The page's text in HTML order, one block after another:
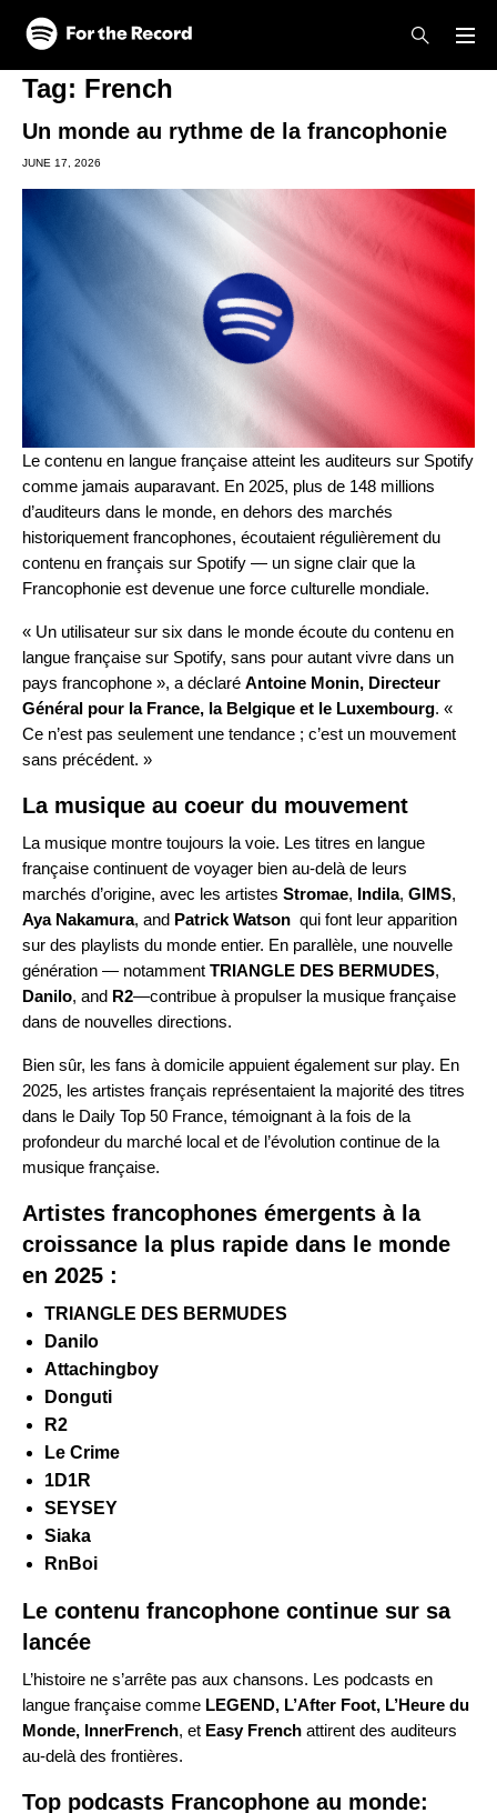
Skip to main content
Skip to footer
Tag: French
Un monde au rythme de la francophonie
JUNE 17, 2026
Le contenu en langue française atteint les auditeurs sur Spotify
comme jamais auparavant. En 2025, plus de 148 millions
d’auditeurs dans le monde, en dehors des marchés
historiquement francophones, écoutaient régulièrement du
contenu en français sur Spotify — un signe clair que la
Francophonie est devenue une force culturelle mondiale.
« Un utilisateur sur six dans le monde écoute du contenu en
langue française sur Spotify, sans pour autant vivre dans un
pays francophone », a déclaré Antoine Monin, Directeur
Général pour la France, la Belgique et le Luxembourg. «
Ce n’est pas seulement une tendance ; c’est un mouvement
sans précédent. »
La musique au coeur du mouvement
La musique montre toujours la voie. Les titres en langue
française continuent de voyager bien au-delà de leurs
marchés d’origine, avec les artistes Stromae, Indila, GIMS,
Aya Nakamura, and Patrick Watson qui font leur apparition
sur des playlists du monde entier. En parallèle, une nouvelle
génération — notamment TRIANGLE DES BERMUDES,
Danilo, and R2—contribue à propulser la musique française
dans de nouvelles directions.
Bien sûr, les fans à domicile appuient également sur play. En
2025, les artistes français représentaient la majorité des titres
dans le Daily Top 50 France, témoignant à la fois de la
profondeur du marché local et de l’évolution continue de la
musique française.
Artistes francophones émergents à la
croissance la plus rapide dans le monde
en 2025 :
TRIANGLE DES BERMUDES
Danilo
Attachingboy
Donguti
R2
Le Crime
1D1R
SEYSEY
Siaka
RnBoi
Le contenu francophone continue sur sa
lancée
L’histoire ne s’arrête pas aux chansons. Les podcasts en
langue française comme LEGEND, L’After Foot, L’Heure du
Monde, InnerFrench, et Easy French attirent des auditeurs
au-delà des frontières.
Top podcasts Francophone au monde: